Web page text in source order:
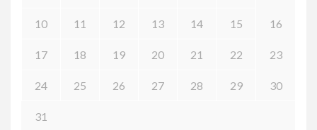
10 11 12 13 14 15 16
17 18 19 20 21 22 23
24 25 26 27 28 29 30
31